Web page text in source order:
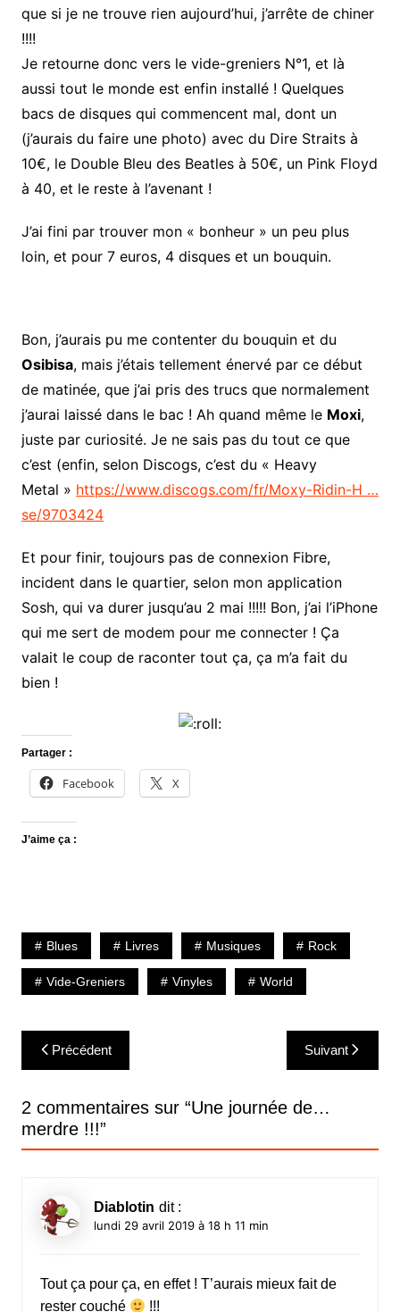
que si je ne trouve rien aujourd’hui, j’arrête de chiner
!!!!
Je retourne donc vers le vide-greniers N°1, et là
aussi tout le monde est enfin installé ! Quelques
bacs de disques qui commencent mal, dont un
(j’aurais du faire une photo) avec du Dire Straits à
10€, le Double Bleu des Beatles à 50€, un Pink Floyd
à 40, et le reste à l’avenant !
J’ai fini par trouver mon « bonheur » un peu plus
loin, et pour 7 euros, 4 disques et un bouquin.
Bon, j’aurais pu me contenter du bouquin et du
Osibisa, mais j’étais tellement énervé par ce début
de matinée, que j’ai pris des trucs que normalement
j’aurai laissé dans le bac ! Ah quand même le Moxi,
juste par curiosité. Je ne sais pas du tout ce que
c’est (enfin, selon Discogs, c’est du « Heavy
Metal » https://www.discogs.com/fr/Moxy-Ridin-H …
se/9703424
Et pour finir, toujours pas de connexion Fibre,
incident dans le quartier, selon mon application
Sosh, qui va durer jusqu’au 2 mai !!!!! Bon, j’ai l’iPhone
qui me sert de modem pour me connecter ! Ça
valait le coup de raconter tout ça, ça m’a fait du
bien !
Partager :
Facebook X
J’aime ça :
Blues Livres Musiques Rock
Vide-Greniers Vinyles World
Navigation
de
l’article
Précédent Suivant
2 commentaires sur “Une journée de…
merdre !!!”
Diablotin dit :
lundi 29 avril 2019 à 18 h 11 min
Tout ça pour ça, en effet ! T’aurais mieux fait de
rester couché
!!!